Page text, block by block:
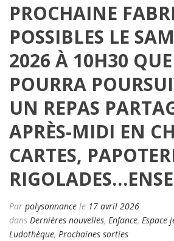
PROCHAINE
POSSIBLES LE
2026 À 10H30 QUE
POURRA
UN REPAS
APRÈS-MIDI EN
CARTES,
Par polysonnance le 17 avril 2026
dans Dernières nouvelles, Enfance, Espace
Ludothèque, Prochaines sorties